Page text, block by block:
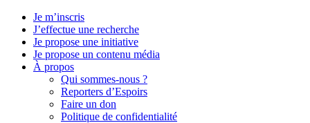
Je m’inscris
J’effectue une recherche
Je propose une initiative
Je propose un contenu média
À propos
Qui sommes-nous ?
Reporters d’Espoirs
Faire un don
Politique de confidentialité